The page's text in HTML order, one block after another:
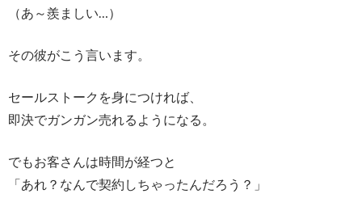
（あ～羨ましい…）
その彼がこう言います。
セールストークを身につければ、
即決でガンガン売れるようになる。
でもお客さんは時間が経つと
「あれ？なんで契約しちゃったんだろう？」